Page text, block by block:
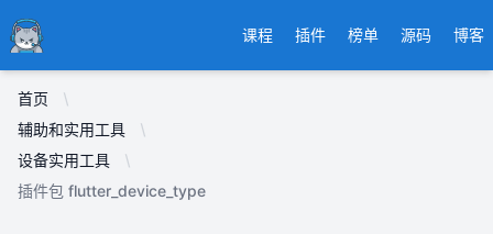
Ducafecat 课程 插件 榜单 源码 博客
首页
辅助和实用工具
设备实用工具
插件包 flutter_device_type